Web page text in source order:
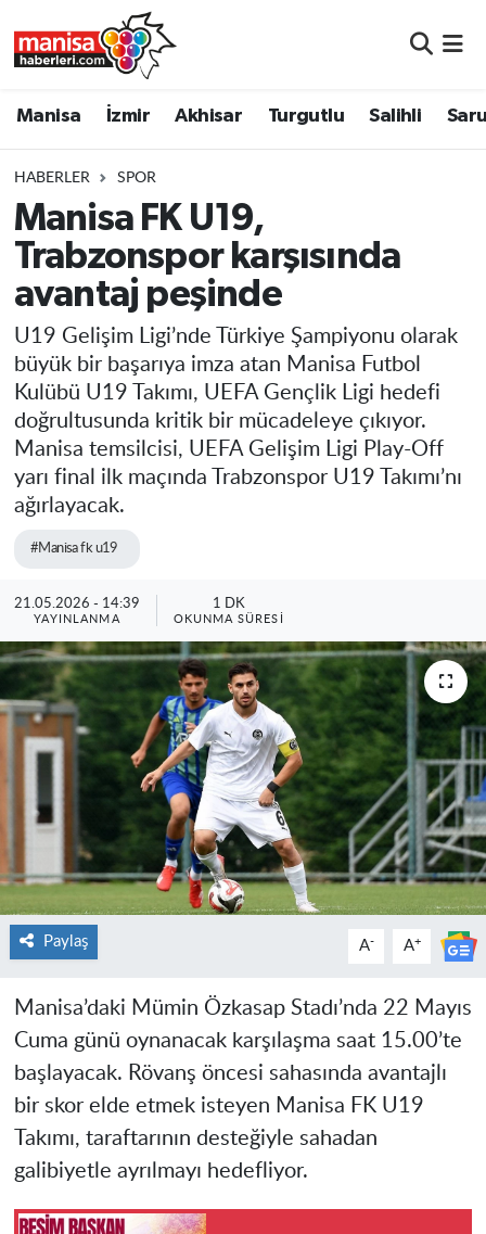
Manisa İzmir Akhisar Turgutlu Salihli
HABERLER SPOR
Manisa FK U19,
Trabzonspor karşısında
avantaj peşinde
U19 Gelişim Ligi’nde Türkiye Şampiyonu olarak
büyük bir başarıya imza atan Manisa Futbol
Kulübü U19 Takımı, UEFA Gençlik Ligi hedefi
doğrultusunda kritik bir mücadeleye çıkıyor.
Manisa temsilcisi, UEFA Gelişim Ligi Play-Off
yarı final ilk maçında Trabzonspor U19 Takımı’nı
ağırlayacak.
#Manisa fk u19
21.05.2026 - 14:39
YAYINLANMA
1 DK
OKUNMA SÜRESI
Paylaş A- A+
Manisa’daki Mümin Özkasap Stadı’nda 22 Mayıs
Cuma günü oynanacak karşılaşma saat 15.00’te
başlayacak. Rövanş öncesi sahasında avantajlı
bir skor elde etmek isteyen Manisa FK U19
Takımı, taraftarının desteğiyle sahadan
galibiyetle ayrılmayı hedefliyor.
Turgutlu
Salihli
Saruhanlı
Soma
Resmi İlanlar
Manisa Nöbetçi Eczaneler
Manisa Trafik Yoğunluk Haritası
Süper Lig Puan Durumu ve Fikstür
Tüm Manşetler
Son Dakika Haberleri
Haber Arşivi